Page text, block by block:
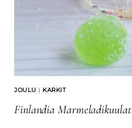
JOULU | KARKIT
Finlandia Marmeladikuulat